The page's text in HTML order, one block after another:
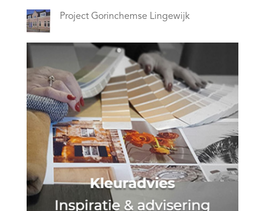
Project Gorinchemse Lingewijk